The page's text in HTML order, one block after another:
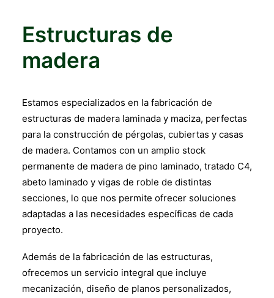
Estructuras de
madera
Estamos especializados en la fabricación de
estructuras de madera laminada y maciza, perfectas
para la construcción de pérgolas, cubiertas y casas
de madera. Contamos con un amplio stock
permanente de madera de pino laminado, tratado C4,
abeto laminado y vigas de roble de distintas
secciones, lo que nos permite ofrecer soluciones
adaptadas a las necesidades específicas de cada
proyecto.
Además de la fabricación de las estructuras,
ofrecemos un servicio integral que incluye
mecanización, diseño de planos personalizados,